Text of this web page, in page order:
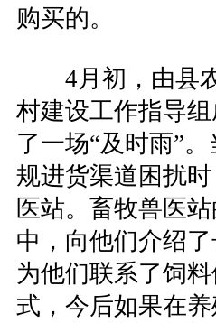
购买的。
4月初，由县农
村建设工作指导
了一场“及时雨”
规进货渠道困扰
医站。畜牧兽医
中，向他们介绍
为他们联系了饲
式，今后如果在